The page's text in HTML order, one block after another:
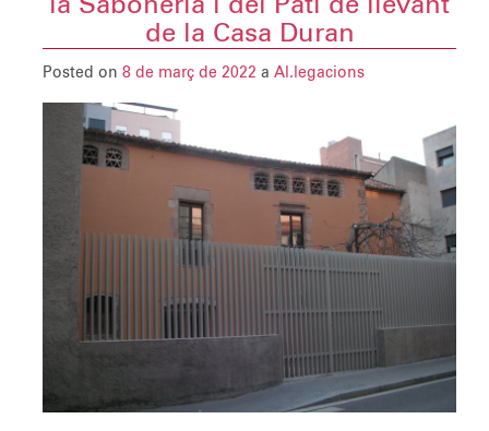
la Saboneria i del Pati de llevant
de la Casa Duran
Posted on 8 de març de 2022 a Al.legacions